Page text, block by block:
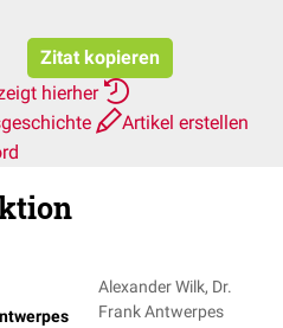
Zitat kopieren
hierher
Artikel erstellen
Alexander Wilk, Dr.
Frank Antwerpes